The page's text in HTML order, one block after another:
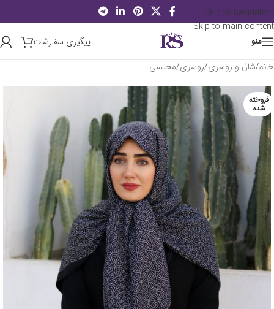
Skip to navigation
Skip to main content
منو
پیگیری سفارشات
خانه/شال و روسری/روسری/مجلسی
فروخته
شده